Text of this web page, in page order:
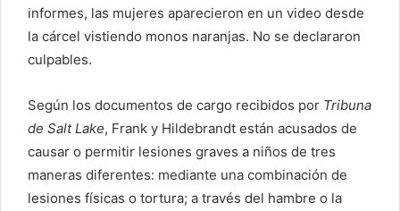
informes, las mujeres aparecieron en un video desde
la cárcel vistiendo monos naranjas. No se declararon
culpables.
Según los documentos de cargo recibidos por Tribuna
de Salt Lake, Frank y Hildebrandt están acusados ​​de
causar o permitir lesiones graves a niños de tres
maneras diferentes: mediante una combinación de
lesiones físicas o tortura; a través del hambre o la